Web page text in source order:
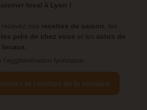
local à Lyon !
nos recettes de saison
, les
près de chez vous et les actus de
locaux
l’agglomération lyonnaise.
et recettes de la semaine